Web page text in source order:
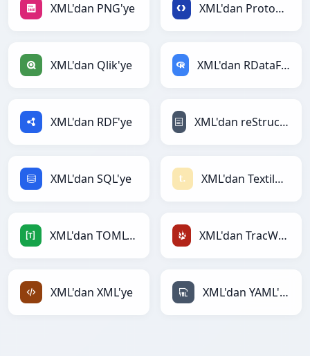
XML'dan PNG'ye XML'dan Protobuf'ye
XML'dan Qlik'ye XML'dan RDataFrame'ye
XML'dan RDF'ye XML'dan reStructuredText'ye
XML'dan SQL'ye XML'dan Textile'ye
XML'dan TOML'ye XML'dan TracWiki'ye
XML'dan XML'ye XML'dan YAML'ye